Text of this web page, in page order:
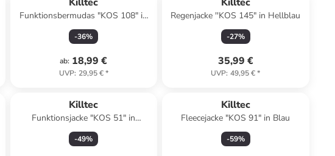
Funktionsbermudas "KOS 108" in
Dunkelblau
-36%
ab: 18,99 €
UVP: 29,95 €*
Regenjacke ''KOS 145" in Hellblau
-27%
35,99 €
UVP: 49,95 €*
Killtec
Funktionsjacke "KOS 51" in
Schwarz
-49%
Killtec
Fleecejacke "KOS 91" in Blau
-59%